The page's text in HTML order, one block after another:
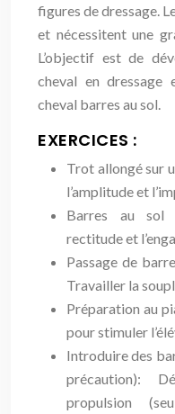
figures de dressage.
et nécessitent une
L’objectif est de
cheval en dressage
cheval barres au sol.
EXERCICES :
Trot allongé sur
l’amplitude et
Barres au sol
rectitude et
Passage de
Travailler la
Préparation au
pour stimuler
Introduire des
précaution):
propulsion